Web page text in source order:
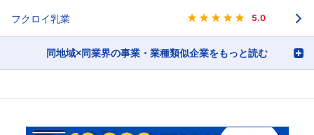
フクロイ乳業 5.0
同地域×同業界の事業・業種類似企業をもっと読む